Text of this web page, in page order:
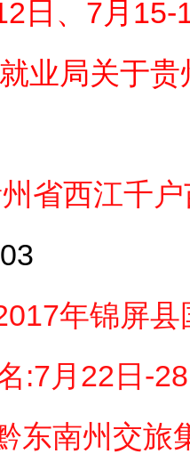
日、7月15-
业局关于
省西江千
年锦屏
:7月22日-
东南州交